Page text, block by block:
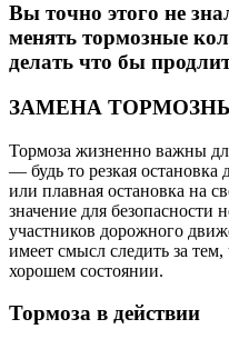
Вы точно этого не
менять тормозные
делать что бы
ЗАМЕНА
Тормоза жизненно важны
— будь то резкая остановка
или плавная остановка на
значение для безопасности
участников дорожного
имеет смысл следить за
хорошем состоянии.
Тормоза в действии